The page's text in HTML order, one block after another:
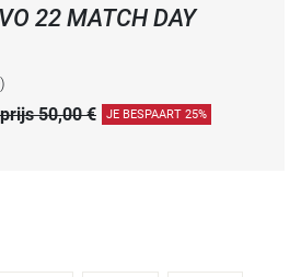
22 MATCH DAY
50,00 € JE BESPAART 25%